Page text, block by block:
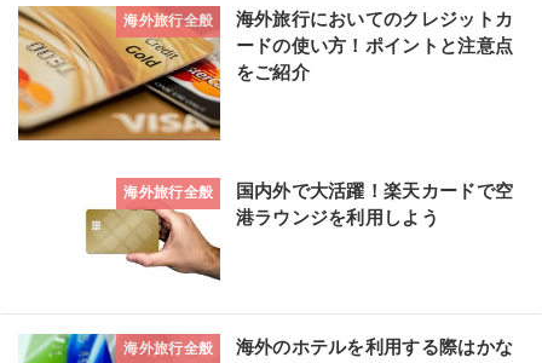
海外旅行全般
海外旅行においてのクレジットカ
ードの使い方！ポイントと注意点
をご紹介
海外旅行全般
国内外で大活躍！楽天カードで空
港ラウンジを利用しよう
海外旅行全般
海外のホテルを利用する際はかな